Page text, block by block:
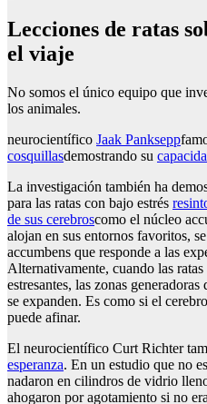
Lecciones de ratas
el viaje
No somos el único equipo que
los animales.
neurocientífico Jaak Panksepp
cosquillasdemostrando su
La investigación también ha
para las ratas con bajo estrés
de sus cerebroscomo el núcleo
alojan en sus entornos favoritos,
accumbens que responde a las
Alternativamente, cuando las
estresantes, las zonas
se expanden. Es como si el
puede afinar.
El neurocientífico Curt Richter
esperanza. En un estudio que no
nadaron en cilindros de vidrio
ahogaron por agotamiento si no